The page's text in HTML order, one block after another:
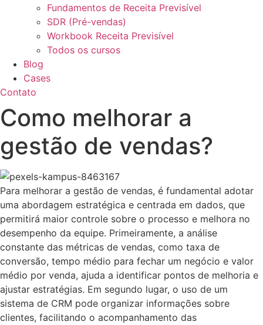
Fundamentos de Receita Previsível
SDR (Pré-vendas)
Workbook Receita Previsível
Todos os cursos
Blog
Cases
Contato
Como melhorar a
gestão de vendas?
Para melhorar a gestão de vendas, é fundamental adotar
uma abordagem estratégica e centrada em dados, que
permitirá maior controle sobre o processo e melhora no
desempenho da equipe. Primeiramente, a análise
constante das métricas de vendas, como taxa de
conversão, tempo médio para fechar um negócio e valor
médio por venda, ajuda a identificar pontos de melhoria e
ajustar estratégias. Em segundo lugar, o uso de um
sistema de CRM pode organizar informações sobre
clientes, facilitando o acompanhamento das